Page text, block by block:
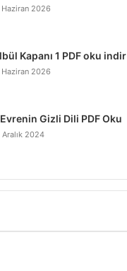
Haziran 2026
Kapanı 1 PDF oku indir
Haziran 2026
Gizli Dili PDF Oku
Aralık 2024